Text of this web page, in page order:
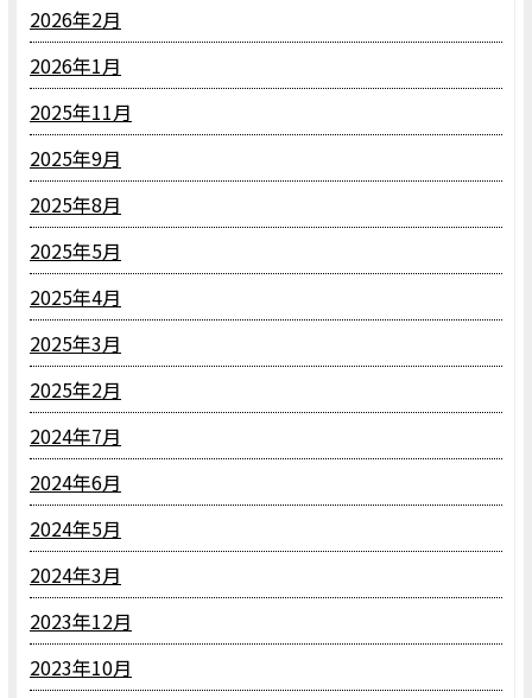
2026年2月
2026年1月
2025年11月
2025年9月
2025年8月
2025年5月
2025年4月
2025年3月
2025年2月
2024年7月
2024年6月
2024年5月
2024年3月
2023年12月
2023年10月